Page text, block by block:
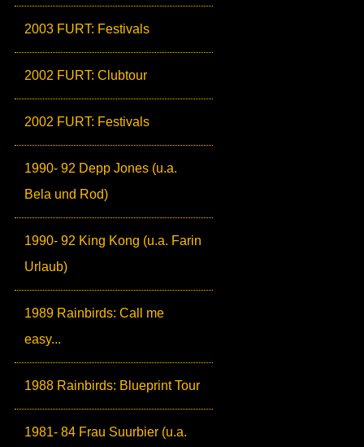
2003 FURT: Festivals
2002 FURT: Clubtour
2002 FURT: Festivals
1990- 92 Depp Jones (u.a.
Bela und Rod)
1990- 92 King Kong (u.a. Farin
Urlaub)
1989 Rainbirds: Call me
easy...
1988 Rainbirds: Blueprint Tour
1981- 84 Frau Suurbier (u.a.